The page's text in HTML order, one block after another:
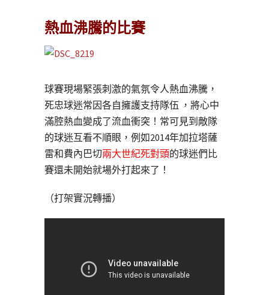
熱血沸騰的比賽
球賽現場緊張刺激的氣氛令人熱血沸騰，
死忠球迷常因各自擁護支持隊伍 ，將心中
滿腔熱血變成了流血衝突！常可見到敵隊
的球迷互看不順眼，例如2014年加拉塔薩
雷和費內巴切兩大世紀死對頭的球迷們比
賽還未開始就場外打起來了！
（打架實況轉播）